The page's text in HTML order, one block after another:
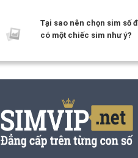
Tại sao nên chọn sim số
có một chiếc sim như ý?